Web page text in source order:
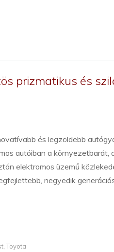
prizmatikus és
és legzöldebb
autóiban a környezetbarát,
elektromos üzemű
negyedik
,Toyota